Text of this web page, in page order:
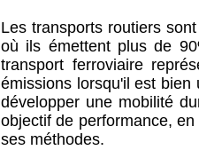
Les transports routiers
où ils émettent plus de
transport ferroviaire
émissions lorsqu'il est
développer une mobilité
objectif de performance,
ses méthodes.